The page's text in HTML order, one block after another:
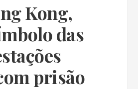
Kong,
das
prisão